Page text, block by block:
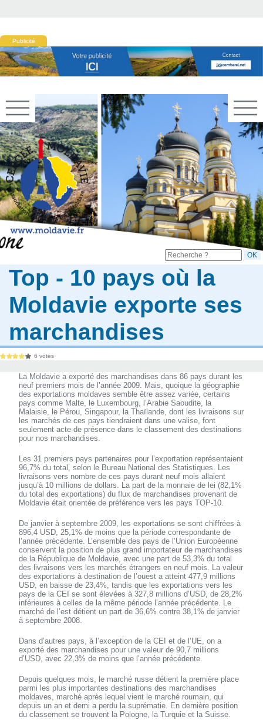
Publicité
Top - 10 pays où la
Moldavie exporte ses
marchandises
6 votes
La Moldavie a exporté des marchandises dans 86 pays durant les
neuf premiers mois de l’année 2009. Mais, quoique la géographie
des exportations moldaves semble être assez variée, certains
pays comme Malte, le Luxembourg, l’Arabie Saoudite, la
Malaisie, le Pérou, Singapour, la Thaïlande, dont les livraisons sur
les marchés de ces pays tiendraient dans une valise, font
seulement acte de présence dans le classement des destinations
pour nos marchandises.
Les 31 premiers pays partenaires pour l’exportation représentaient
96,7% du total, selon le Bureau National des Statistiques. Les
livraisons vers nombre de ces pays durant neuf mois allaient
jusqu’à 10 millions de dollars. La part de la monnaie de lei (82,1%
du total des exportations) du flux de marchandises provenant de
Moldavie était orientée de préférence vers les pays TOP-10.
De janvier à septembre 2009, les exportations se sont chiffrées à
896,4 USD, 25,1% de moins que la période correspondante de
l’année précédente. L’ensemble des pays de l’Union Européenne
conservent la position de plus grand importateur de marchandises
de la République de Moldavie, avec une part de 53,3% du total
des livraisons vers les marchés étrangers en neuf mois. La valeur
des exportations à destination de l’ouest a atteint 477,9 millions
USD, en baisse de 23,4%, tandis que les exportations vers les
pays de la CEI se sont élevées à 327,8 millions d’USD, de 28,2%
inférieures à celles de la même période l’année précédente. Le
marché de l’est détient un part de 36,6% contre 38,1% de janvier
à septembre 2008.
Dans d’autres pays, à l’exception de la CEI et de l’UE, on a
exporté des marchandises pour une valeur de 90,7 millions
d’USD, avec 22,3% de moins que l’année précédente.
Depuis quelques mois, le marché russe détient la première place
parmi les plus importantes destinations des marchandises
moldaves, marché après lequel vient le marché roumain, qui
depuis un an et demi a perdu la suprématie. En dernière position
du classement se trouvent la Pologne, la Turquie et la Suisse.